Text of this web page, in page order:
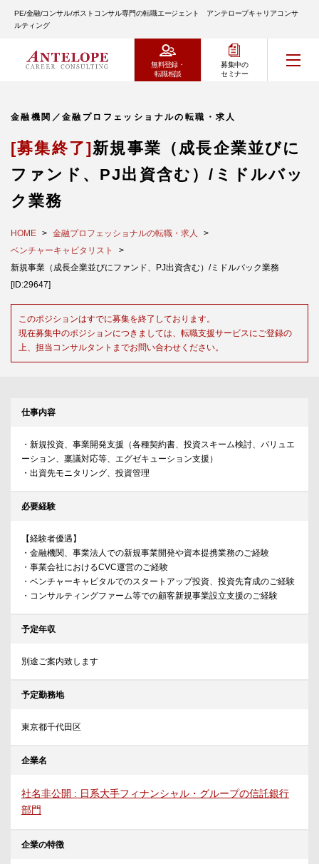
PE/金融/コンサル/ポストコンサル専門の転職エージェント アンテロープキャリアコンサ
ルティング
無料登録・
転職相談
募集中の
セミナー
金融機関／金融プロフェッショナルの転職・求人
[募集終了]新規事業（成長企業並びに
ファンド、PJ出資含む）/ミドルバッ
ク業務
HOME
金融プロフェッショナルの転職・求人
ベンチャーキャピタリスト
新規事業（成長企業並びにファンド、PJ出資含む）/ミドルバック業務
[ID:29647]
このポジションはすでに募集を終了しております。
現在募集中のポジションにつきましては、転職支援サービスにご登録の
上、担当コンサルタントまでお問い合わせください。
仕事内容
・新規投資、事業開発支援（各種契約書、投資スキーム検討、バリュエ
ーション、稟議対応等、エグゼキューション支援）
・出資先モニタリング、投資管理
必要経験
【経験者優遇】
・金融機関、事業法人での新規事業開発や資本提携業務のご経験
・事業会社におけるCVC運営のご経験
・ベンチャーキャピタルでのスタートアップ投資、投資先育成のご経験
・コンサルティングファーム等での顧客新規事業設立支援のご経験
予定年収
別途ご案内致します
予定勤務地
東京都千代田区
企業名
社名非公開 : 日系大手フィナンシャル・グループの信託銀行
部門
企業の特徴